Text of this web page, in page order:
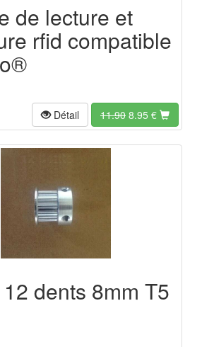
de lecture et
rfid compatible
Détail 11.90 8.95 €
dents 8mm T5